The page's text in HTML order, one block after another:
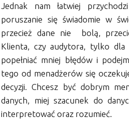
Jednak nam łatwiej
poruszanie się świadomie w
przecież dane nie bolą,
Klienta, czy audytora, tylko
popełniać mniej błędów i
tego od menadżerów się
decyzji. Chcesz być dobrym
danych, miej szacunek do
interpretować oraz rozumieć.